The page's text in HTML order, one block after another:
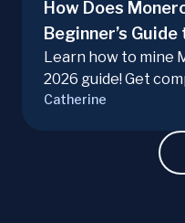
How Does
Beginner’s
Learn how to mine
2026 guide! Get
hardware,
Catherine